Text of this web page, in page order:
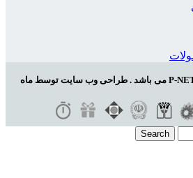
کلیه حقوق این قالب متعلق به P-NET می باشد . طراحی وب سایت توسط ماه
Search